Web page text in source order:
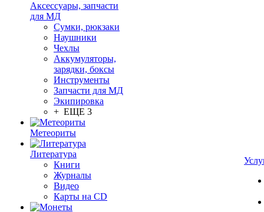
Аксессуары, запчасти
для МД
Сумки, рюкзаки
Наушники
Чехлы
Аккумуляторы,
зарядки, боксы
Инструменты
Запчасти для МД
Экипировка
+ ЕЩЕ 3
Метеориты
Литература
Книги
Журналы
Видео
Карты на CD